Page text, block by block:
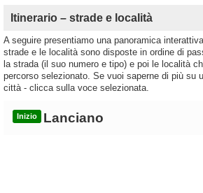
Itinerario – strade e località
A seguire presentiamo una panoramica
strade e le località sono disposte in ordine di
la strada (il suo numero e tipo) e poi le località
percorso selezionato. Se vuoi saperne di più su
città - clicca sulla voce selezionata.
Inizio Lanciano